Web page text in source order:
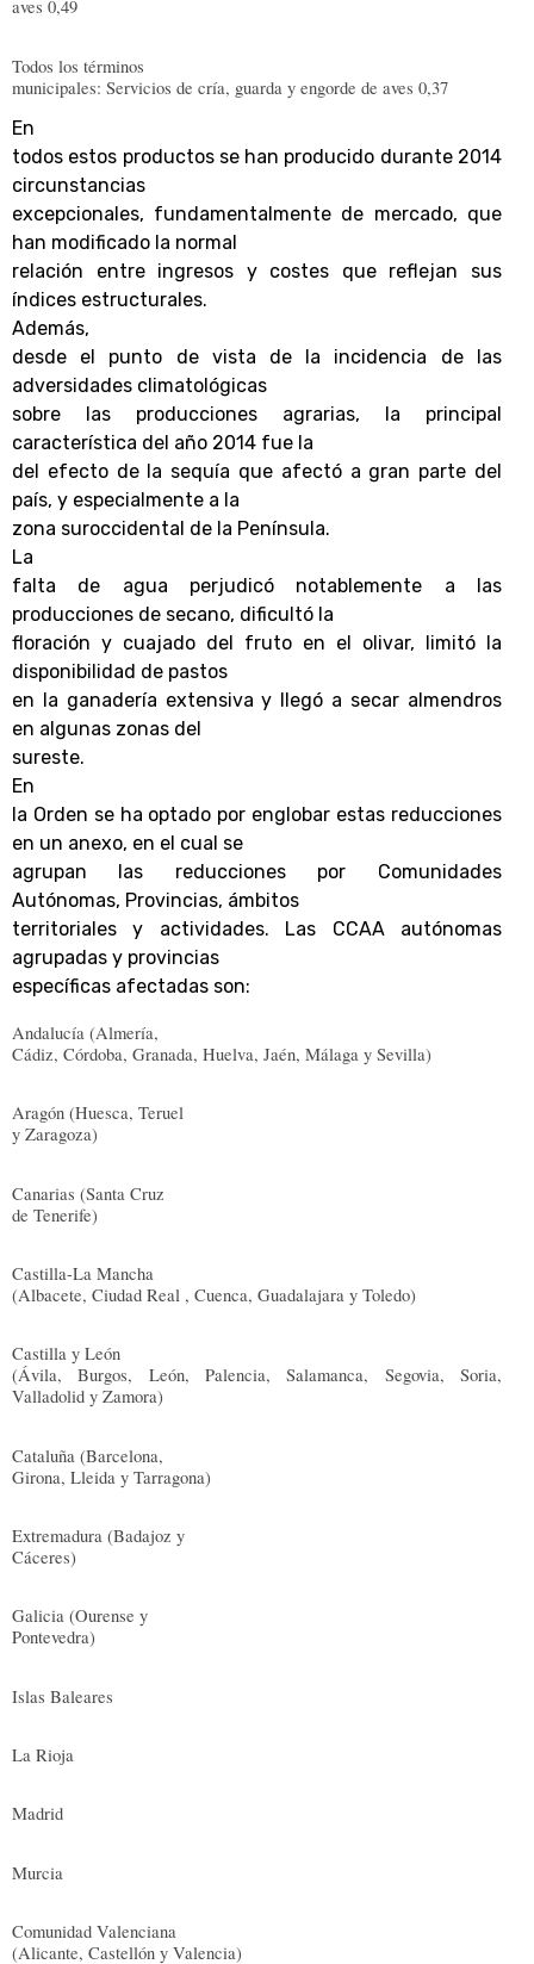
aves 0,49
Todos los términos
municipales: Servicios de cría, guarda y engorde de aves 0,37
En
todos estos productos se han producido durante 2014
circunstancias
excepcionales, fundamentalmente de mercado, que
han modificado la normal
relación entre ingresos y costes que reflejan sus
índices estructurales.
Además,
desde el punto de vista de la incidencia de las
adversidades climatológicas
sobre las producciones agrarias, la principal
característica del año 2014 fue la
del efecto de la sequía que afectó a gran parte del
país, y especialmente a la
zona suroccidental de la Península.
La
falta de agua perjudicó notablemente a las
producciones de secano, dificultó la
floración y cuajado del fruto en el olivar, limitó la
disponibilidad de pastos
en la ganadería extensiva y llegó a secar almendros
en algunas zonas del
sureste.
En
la Orden se ha optado por englobar estas reducciones
en un anexo, en el cual se
agrupan las reducciones por Comunidades
Autónomas, Provincias, ámbitos
territoriales y actividades. Las CCAA autónomas
agrupadas y provincias
específicas afectadas son:
Andalucía (Almería,
Cádiz, Córdoba, Granada, Huelva, Jaén, Málaga y Sevilla)
Aragón (Huesca, Teruel
y Zaragoza)
Canarias (Santa Cruz
de Tenerife)
Castilla-La Mancha
(Albacete, Ciudad Real , Cuenca, Guadalajara y Toledo)
Castilla y León
(Ávila, Burgos, León, Palencia, Salamanca, Segovia, Soria,
Valladolid y Zamora)
Cataluña (Barcelona,
Girona, Lleida y Tarragona)
Extremadura (Badajoz y
Cáceres)
Galicia (Ourense y
Pontevedra)
Islas Baleares
La Rioja
Madrid
Murcia
Comunidad Valenciana
(Alicante, Castellón y Valencia)